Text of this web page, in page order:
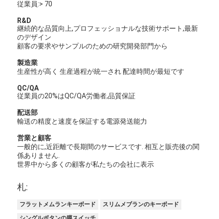
従業員:> 70
R&D
継続的な品質向上,プロフェッショナルな技術サポート,最新
のデザイン
顧客の要求やサンプルのための研究開発部門から
製造業
生産性が高く 生産過程が統一され 配達時間が最短です
QC/QA
従業員の20%はQC/QA労働者,品質保証
配送部
輸送の精度と速度を保証する電源発送能力
営業と顧客
一般的に,近距離で長期間のサービスです. 相互と販売後の関
係ありません.
世界中から多くの顧客が私たちの会社に表示
札:
フラットメムランキーボード
スリムメブランのキーボード